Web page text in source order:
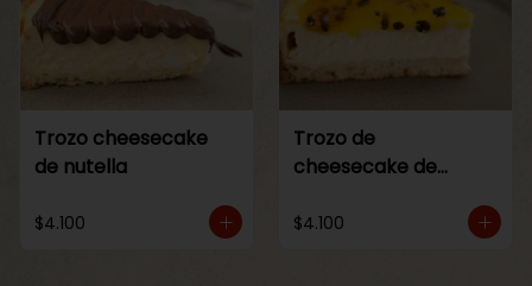
Trozo cheesecake
de nutella
$4.100
Trozo de
cheesecake de
$4.100